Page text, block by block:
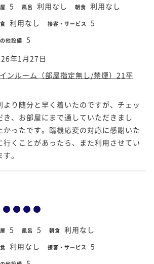
5 風呂 利用なし 朝食 利用なし
利用なし 接客・サービス 5
他設備 5
年1月27日
ンルーム（部屋指定無し/禁煙）21平
より随分と早く着いたのですが、チェッ
き、お部屋にまで通していただきまし
かったです。臨機応変の対応に感謝いた
行くことがあったら、また利用させてい
。
5 風呂 5 朝食 利用なし
利用なし 接客・サービス 5